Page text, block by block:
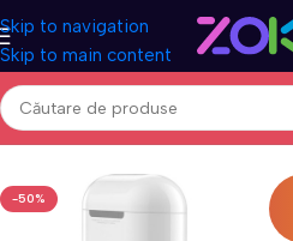
Skip to navigation
Skip to main content
Accesorii telefoane & tablete
-50%